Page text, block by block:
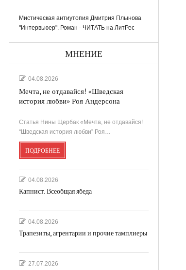
Мистическая антиутопия Дмитрия Плынова
"Интервьюер". Роман - ЧИТАТЬ на ЛитРес
МНЕНИЕ
04.08.2026
Мечта, не отдавайся! «Шведская
история любви» Роя Андерсона
Статья Нины Щербак «Мечта, не отдавайся!
“Шведская история любви” Роя…
ПОДРОБНЕЕ
04.08.2026
Капнист. Всеобщая ябеда
04.08.2026
Трапезиты, агрентарии и прочие тамплиеры
27.07.2026